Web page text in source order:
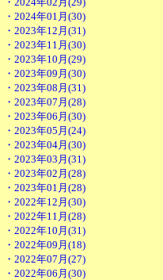
・2024年01月(30)
・2023年12月(31)
・2023年11月(30)
・2023年10月(29)
・2023年09月(30)
・2023年08月(31)
・2023年07月(28)
・2023年06月(30)
・2023年05月(24)
・2023年04月(30)
・2023年03月(31)
・2023年02月(28)
・2023年01月(28)
・2022年12月(30)
・2022年11月(28)
・2022年10月(31)
・2022年09月(18)
・2022年07月(27)
・2022年06月(30)